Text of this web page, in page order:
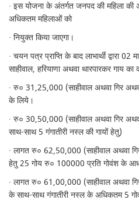
· इस योजना के अंतर्गत जनपद की महिला की
अधिकतम महिलाओं को
· नियुक्त किया जाएगा।
· चयन पत्र प्राप्ति के बाद लाभार्थी द्वारा
साहीवाल, हरियाणा अथवा थारपारकर गाय
· रु० 31,25,000 (साहीवाल अथवा गिर
के लिये।
· रु० 30,50,000 (साहीवाल अथवा गिर
साथ-साथ 5 गंगातीरी नस्ल की गायों हेतु)
· लागत रु० 62,50,000 (साहीवाल अथवा
हेतु 25 गोय रु० 100000 प्रति गोवंश के
· लागत रु० 61,00,000 (साहीवाल अथवा
के साथ-साथ गंगातीरी नस्ल के अधिकतम 5